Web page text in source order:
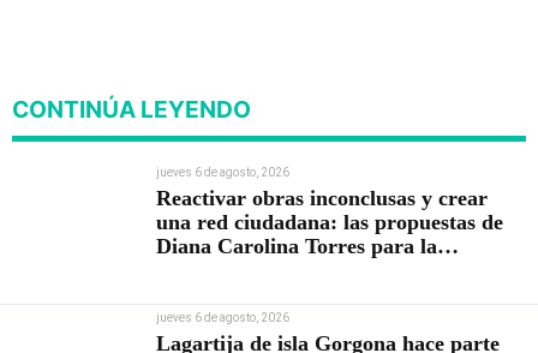
CONTINÚA LEYENDO
jueves 6 de agosto, 2026
Reactivar obras inconclusas y crear
una red ciudadana: las propuestas de
Diana Carolina Torres para la
jueves 6 de agosto, 2026
Lagartija de isla Gorgona hace parte